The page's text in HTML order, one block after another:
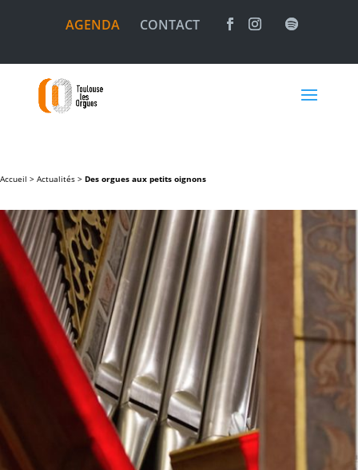
AGENDA CONTACT
Accueil > Actualités > Des orgues aux petits oignons